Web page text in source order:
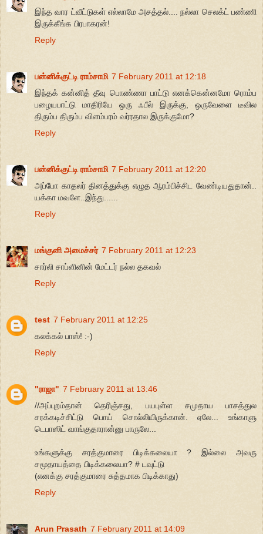
இந்த வார ட்வீட்டுகள் எல்லாமே அசத்தல்.... நல்லா செலக்ட் பண்ணி
இருக்கீங்க பிரபாகரன்!
Reply
பன்னிக்குட்டி ராம்சாமி 7 February 2011 at 12:18
இந்தக் கன்னித் தீவு பொண்ணா பாட்டு எனக்கென்னமோ ரொம்ப
பழையபாட்டு மாதிரியே ஒரு ஃபீல் இருக்கு, ஒருவேளை டீவில
திரும்ப திரும்ப விளம்பரம் வர்ரதால இருக்குமோ?
Reply
பன்னிக்குட்டி ராம்சாமி 7 February 2011 at 12:20
அப்போ காதலர் தினத்துக்கு எழுத ஆரம்பிச்சிட வேண்டியதுதான்..
யக்கா மவளே..இந்து......
Reply
மங்குனி அமைச்சர் 7 February 2011 at 12:23
சார்லி சாப்ளினின் மேட்டர் நல்ல தகவல்
Reply
test 7 February 2011 at 12:25
கலக்கல் பாஸ்! :-)
Reply
"ராஜா" 7 February 2011 at 13:46
//அப்புறம்தான் தெரிஞ்சது, பயபுள்ள சமுதாய பாசத்துல
சரக்கடிச்சிட்டு பொய் சொல்லியிருக்கான். ஏலே... உங்காளு
டெபாஸிட் வாங்குதாரான்னு பாருலே...
உங்களுக்கு சரத்குமாரை பிடிக்கலையா ? இல்லை அவரு
சமூதாயத்தை பிடிக்கலையா? # டவுட்டு
(எனக்கு சரத்குமாரை சுத்தமாக பிடிக்காது)
Reply
Arun Prasath 7 February 2011 at 14:09